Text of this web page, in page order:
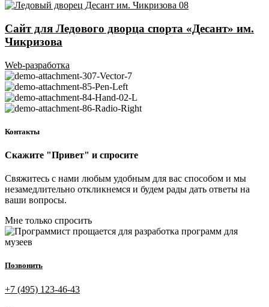
Сайт для Ледового дворца спорта «Десант» им.
Чикризова
Web-разработка
Контакты
Скажите "Привет" и спросите
Свяжитесь с нами любым удобным для вас способом и мы
незамедлительно откликнемся и будем рады дать ответы на
ваши вопросы.
Мне только спросить
Позвонить
+7 (495) 123-46-43